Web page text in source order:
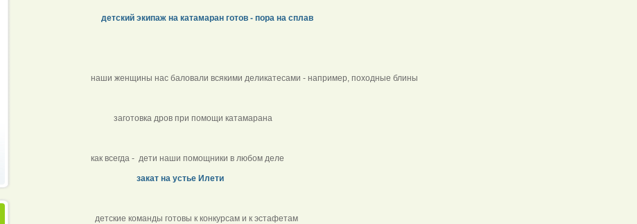
детский экипаж на катамаран готов - пора на сплав
наши женщины нас баловали всякими деликатесами - например, походные блины
заготовка дров при помощи катамарана
как всегда - дети наши помощники в любом деле
закат на устье Илети
детские команды готовы к конкурсам и к эстафетам